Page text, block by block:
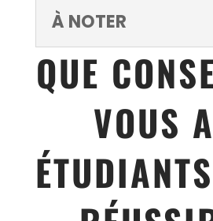
À NOTER
QUE
VOUS